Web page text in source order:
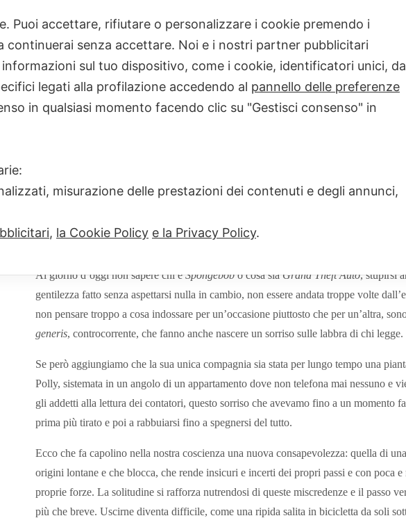
Homeconsigli di lettura Perché tutti amano Eleanor
Una trentenne che è un mix tra Sheldon Cooper
Al giorno d’oggi non sapere chi èSpongebobo cosa siaGrand Theft Auto, stupirsi
gentilezza fatto senza aspettarsi nulla in cambio, non essere andata troppe volte
non pensare troppo a cosa indossare per un’occasione piuttosto che per un’altra,
generis, controcorrente, che fanno anche nascere un sorriso sulle labbra di chi legge.
Se però aggiungiamo che la sua unica compagnia sia stata per lungo tempo una
Polly, sistemata in un angolo di un appartamento dove non telefona mai nessuno e
gli addetti alla lettura dei contatori, questo sorriso che avevamo fino a un momento
prima più tirato e poi a rabbuiarsi fino a spegnersi del tutto.
Ecco che fa capolino nella nostra coscienza una nuova consapevolezza: quella di
origini lontane e che blocca, che rende insicuri e incerti dei propri passi e con poca
proprie forze. La solitudine si rafforza nutrendosi di queste miscredenze e il passo
più che breve. Uscirne diventa difficile, come una ripida salita in bicicletta da soli
Puoi accettare, rifiutare o personalizzare i cookie premendo i
senza accettare. Noi e i nostri partner pubblicitari
sul tuo dispositivo, come i cookie, identificatori unici,
legati alla profilazione accedendo al pannello delle preferenze
in qualsiasi momento facendo clic su "Gestisci consenso" in
misurazione delle prestazioni dei contenuti e degli annunci,
, la Cookie Policy e la Privacy Policy.